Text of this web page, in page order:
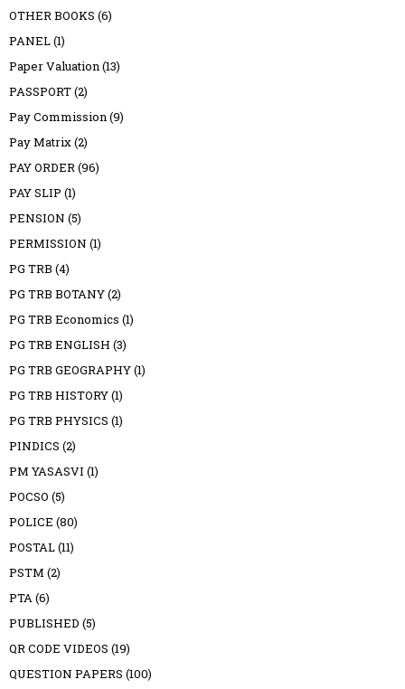
OTHER BOOKS (6)
PANEL(1)
Paper Valuation(13)
PASSPORT(2)
Pay Commission(9)
Pay Matrix(2)
PAY ORDER(96)
PAY SLIP (1)
PENSION (5)
PERMISSION (1)
PG TRB (4)
PG TRB BOTANY(2)
PG TRB Economics (1)
PG TRB ENGLISH (3)
PG TRB GEOGRAPHY(1)
PG TRB HISTORY(1)
PG TRB PHYSICS (1)
PINDICS (2)
PM YASASVI (1)
POCSO (5)
POLICE (80)
POSTAL(11)
PSTM (2)
PTA(6)
PUBLISHED (5)
QR CODE VIDEOS (19)
QUESTION PAPERS (100)